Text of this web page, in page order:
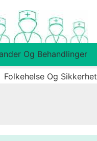
Og Behandlinger
Folkehelse Og Sikkerhet